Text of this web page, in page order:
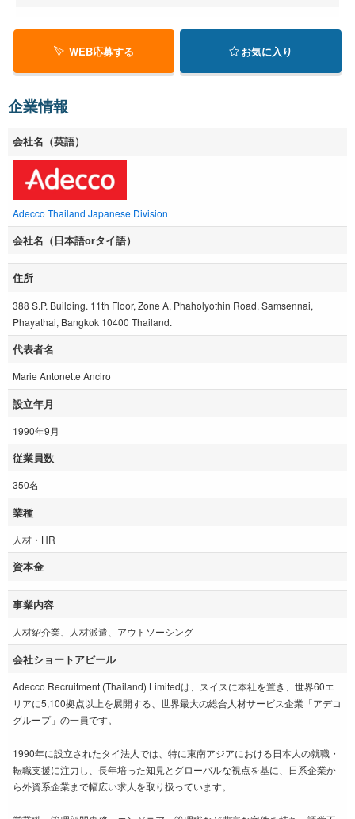
WEB応募する お気に入り
企業情報
会社名（英語）
Adecco Thailand Japanese Division
会社名（日本語orタイ語）
住所
388 S.P. Building. 11th Floor, Zone A, Phaholyothin Road, Samsennai,
Phayathai, Bangkok 10400 Thailand.
代表者名
Marie Antonette Anciro
設立年月
1990年9月
従業員数
350名
業種
人材・HR
資本金
事業内容
人材紹介業、人材派遣、アウトソーシング
会社ショートアピール
Adecco Recruitment (Thailand) Limitedは、スイスに本社を置き、世界60エ
リアに5,100拠点以上を展開する、世界最大の総合人材サービス企業「アデコ
グループ」の一員です。
1990年に設立されたタイ法人では、特に東南アジアにおける日本人の就職・
転職支援に注力し、長年培った知見とグローバルな視点を基に、日系企業か
ら外資系企業まで幅広い求人を取り扱っています。